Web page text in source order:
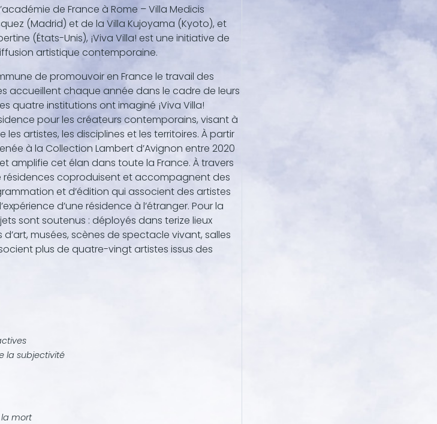
de France à Rome – Villa Medicis
(Madrid) et de la Villa Kujoyama (Kyoto), et
(États-Unis), ¡Viva Villa! est une initiative de
artistique contemporaine.
de promouvoir en France le travail des
accueillent chaque année dans le cadre de leurs
quatre institutions ont imaginé ¡Viva Villa!
pour les créateurs contemporains, visant à
artistes, les disciplines et les territoires. À partir
à la Collection Lambert d’Avignon entre 2020
amplifie cet élan dans toute la France. À travers
résidences coproduisent et accompagnent des
et d’édition qui associent des artistes
d’une résidence à l’étranger. Pour la
sont soutenus : déployés dans terize lieux
musées, scènes de spectacle vivant, salles
plus de quatre-vingt artistes issus des
la subjectivité
la mort